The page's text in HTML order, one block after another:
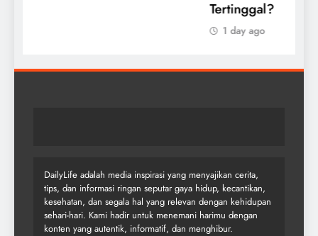
DailyLife adalah media inspirasi yang menyajikan cerita,
tips, dan informasi ringan seputar gaya hidup, kecantikan,
kesehatan, dan segala hal yang relevan dengan kehidupan
sehari-hari. Kami hadir untuk menemani harimu dengan
konten yang autentik, informatif, dan menghibur.